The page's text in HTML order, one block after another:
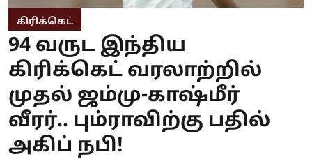
கிரிக்கெட்
94 வருட இந்திய
கிரிக்கெட் வரலாற்றில்
முதல் ஜம்மு-காஷ்மீர்
வீரர்.. பும்ராவிற்கு பதில்
அகிப் நபி!